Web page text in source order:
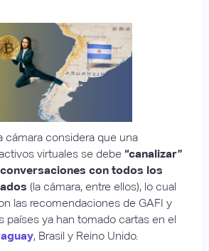
cámara considera que una
virtuales se debe “canalizar”
con todos los
(la cámara, entre ellos), lo cual
las recomendaciones de GAFI y
países ya han tomado cartas en el
, Brasil y Reino Unido.